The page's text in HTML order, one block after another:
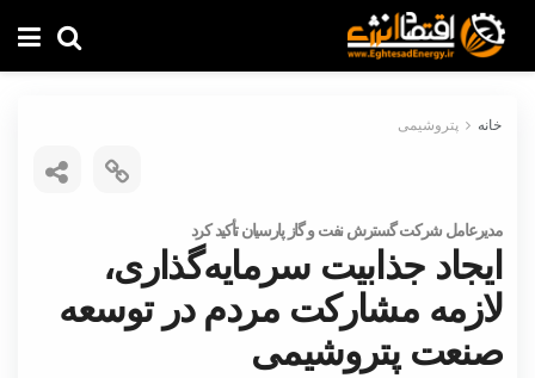
خانه پتروشیمی
مدیرعامل شرکت گسترش نفت و گاز پارسیان تأکید کرد
ایجاد جذابیت سرمایه‌گذاری،
لازمه مشارکت مردم در توسعه
صنعت پتروشیمی